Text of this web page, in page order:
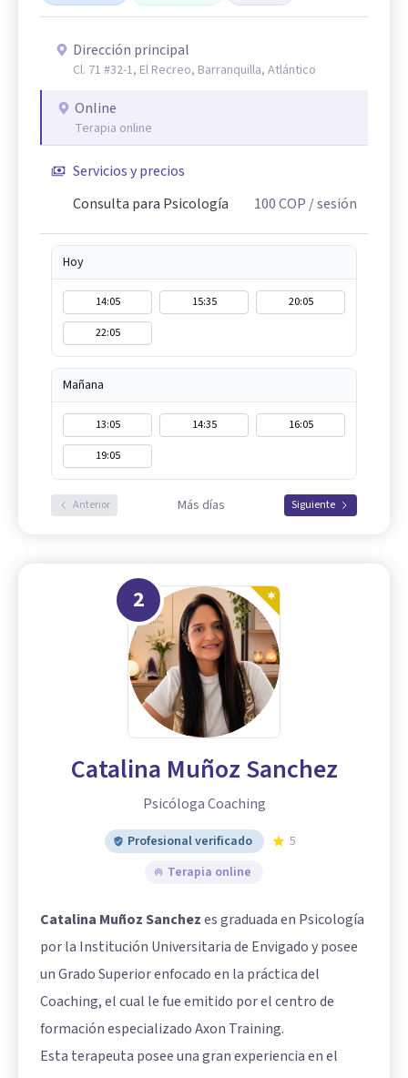
Dirección principal
Cl. 71 #32-1, El Recreo, Barranquilla, Atlántico
Online
Terapia online
Servicios y precios
Consulta para Psicología
100COP / sesión
Hoy
14:05 15:35
20:05
22:05
Mañana
13:05 14:35
16:05
19:05
Anterior Más días Siguiente
2
Catalina Muñoz Sanchez
Psicóloga Coaching
Profesional verificado
5
Terapia online
Catalina Muñoz Sanchezes graduada en Psicología
por la Institución Universitaria de Envigado y posee
un Grado Superior enfocado en la práctica del
Coaching, el cual le fue emitido por el centro de
formación especializado Axon Training.
Esta terapeuta posee una gran experiencia en el